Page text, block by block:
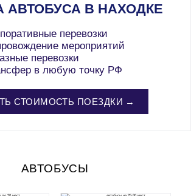
АВТОБУСА В НАХОДКЕ
перевозки
мероприятий
перевозки
в любую точку РФ
СТОИМОСТЬ ПОЕЗДКИ →
АВТОБУСЫ